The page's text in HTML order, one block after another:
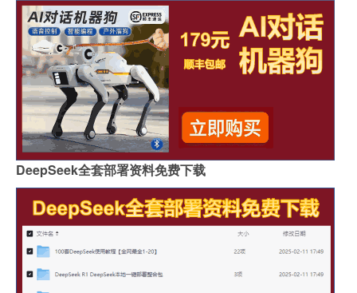
DeepSeek全套部署资料免费下载